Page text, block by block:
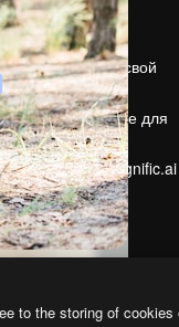
События
Slidesgo
Продайте свой
контент
Помещение для
прессы
Ищете magnific.ai
to the storing of